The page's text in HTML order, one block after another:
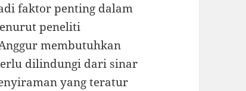
faktor penting dalam
peneliti
membutuhkan
dilindungi dari sinar
yang teratur